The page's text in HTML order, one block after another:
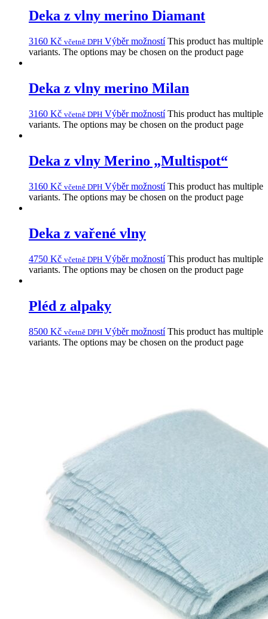
Deka z vlny merino Diamant
3160 Kč včetně DPH Výběr možností This product has multiple
variants. The options may be chosen on the product page
Deka z vlny merino Milan
3160 Kč včetně DPH Výběr možností This product has multiple
variants. The options may be chosen on the product page
Deka z vlny Merino „Multispot“
3160 Kč včetně DPH Výběr možností This product has multiple
variants. The options may be chosen on the product page
Deka z vařené vlny
4750 Kč včetně DPH Výběr možností This product has multiple
variants. The options may be chosen on the product page
Pléd z alpaky
8500 Kč včetně DPH Výběr možností This product has multiple
variants. The options may be chosen on the product page